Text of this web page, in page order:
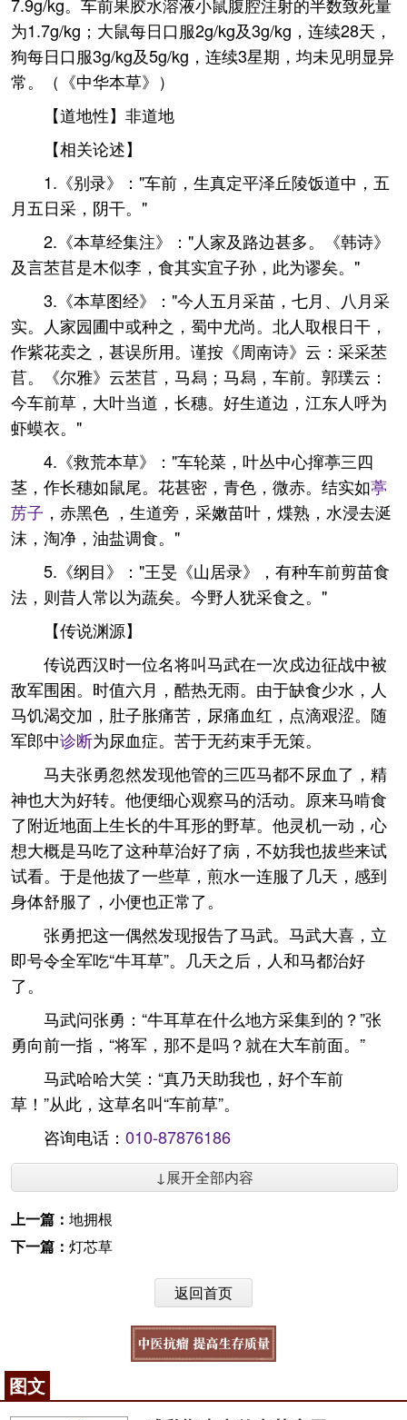
为1.7g/kg；大鼠每日口服2g/kg及3g/kg，连续28天，
狗每日口服3g/kg及5g/kg，连续3星期，均未见明显异
常。（《中华本草》）
【道地性】非道地
【相关论述】
1.《别录》："车前，生真定平泽丘陵饭道中，五
月五日采，阴干。"
2.《本草经集注》："人家及路边甚多。《韩诗》
及言苤苢是木似李，食其实宜子孙，此为谬矣。"
3.《本草图经》："今人五月采苗，七月、八月采
实。人家园圃中或种之，蜀中尤尚。北人取根日干，
作紫花卖之，甚误所用。谨按《周南诗》云：采采苤
苢。《尔雅》云苤苢，马舄；马舄，车前。郭璞云：
今车前草，大叶当道，长穗。好生道边，江东人呼为
虾蟆衣。"
4.《救荒本草》："车轮菜，叶丛中心撺葶三四
茎，作长穗如鼠尾。花甚密，青色，微赤。结实如葶
苈子 ，赤黑色 ，生道旁，采嫩苗叶，煠熟，水浸去涎
沫，淘净，油盐调食。"
5.《纲目》："王旻《山居录》，有种车前剪苗食
法，则昔人常以为蔬矣。今野人犹采食之。"
【传说渊源】
传说西汉时一位名将叫马武在一次戍边征战中被
敌军围困。时值六月，酷热无雨。由于缺食少水，人
马饥渴交加，肚子胀痛苦，尿痛血红，点滴艰涩。随
军郎中诊断为尿血症。苦于无药束手无策。
马夫张勇忽然发现他管的三匹马都不尿血了，精
神也大为好转。他便细心观察马的活动。原来马啃食
了附近地面上生长的牛耳形的野草。他灵机一动，心
想大概是马吃了这种草治好了病，不妨我也拔些来试
试看。于是他拔了一些草，煎水一连服了几天，感到
身体舒服了，小便也正常了。
张勇把这一偶然发现报告了马武。马武大喜，立
即号令全军吃“牛耳草”。几天之后，人和马都治好
了。
马武问张勇：“牛耳草在什么地方采集到的？”张
勇向前一指，“将军，那不是吗？就在大车前面。”
马武哈哈大笑：“真乃天助我也，好个车前
草！”从此，这草名叫“车前草”。
咨询电话： 010-87876186
↓展开全部内容
上一篇： 地拥根
下一篇： 灯芯草
返回首页
图文